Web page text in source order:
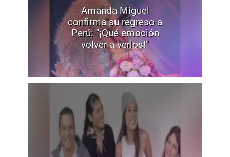
Amanda Miguel
confirma su regreso a
Perú: "¡Qué emoción
volver a verlos!"